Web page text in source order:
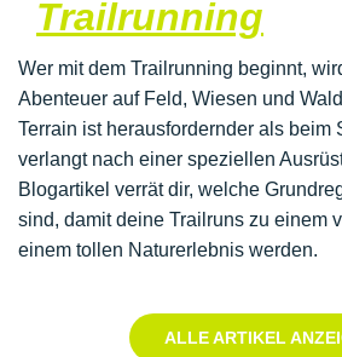
Trailrunning
Wer mit dem Trailrunning beginnt,
Abenteuer auf Feld, Wiesen und
Terrain ist herausfordernder als beim
verlangt nach einer speziellen
Blogartikel verrät dir, welche
sind, damit deine Trailruns zu einem
einem tollen Naturerlebnis werden.
ALLE ARTIKEL